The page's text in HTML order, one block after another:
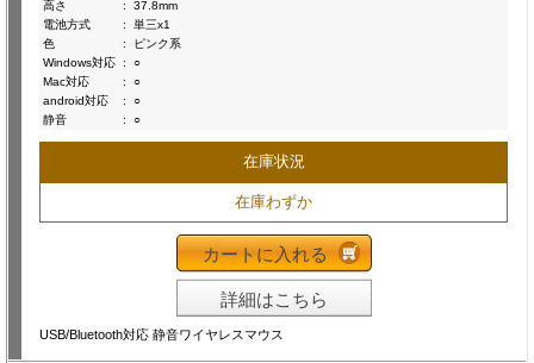
高さ
:
37.8mm
電池方式
:
単三x1
色
:
ピンク系
Windows対応 :
○
Mac対応
:
○
android対応
:
○
静音
: ○
在庫状況
在庫わずか
カートに入れる
詳細はこちら
USB/Bluetooth対応 静音ワイヤレスマウス